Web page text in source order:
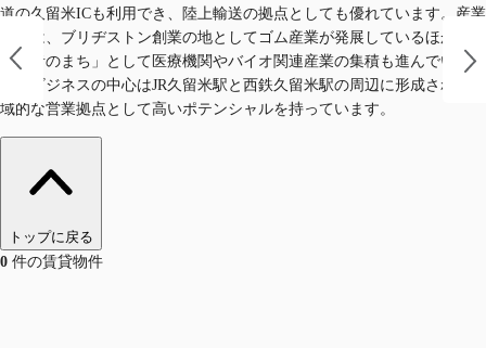
道の久留米ICも利用でき、陸上輸送の拠点としても優れています。産業
面では、ブリヂストン創業の地としてゴム産業が発展しているほか、
「医者のまち」として医療機関やバイオ関連産業の集積も進んでいま
す。ビジネスの中心はJR久留米駅と西鉄久留米駅の周辺に形成され、広
域的な営業拠点として高いポテンシャルを持っています。
トップに戻る
0 件の賃貸物件